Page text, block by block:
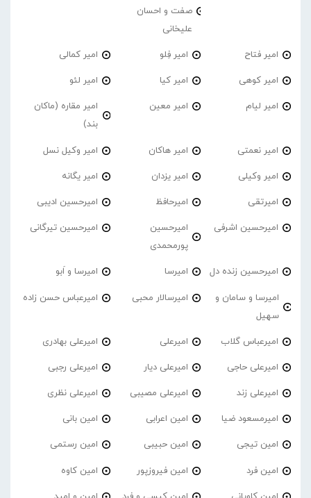
صفت و احسان
علیخانی
امیر فتاح امیر فِلو امیر کمالی
امیر کوهی امیر کیا امیر لئو
امیر لیام امیر معین
امیر مقاره (ماکان
بند)
امیر نعمتی امیر هاکان امیر وکیل نسل
امیر وکیلی امیر یزدان امیر یگانه
امیرتقی امیرحافظ امیرحسین ادیبی
امیرحسین اشرفی
امیرحسین
پورمحمدی
امیرحسین تیرگانی
امیرحسین زنده دل امیرسا امیرسا و اَبو
امیرسا و سامان و
سهیل
امیرسالار محبی امیرعباس حسن زاده
امیرعباس گلاب امیرعلی امیرعلی بهادری
امیرعلی حاجی امیرعلی دیار امیرعلی رجبی
امیرعلی زند امیرعلی مصیبی امیرعلی نظری
امیرمسعود ضیا امین اعرابی امین بانی
امین تیجی امین حبیبی امین رستمی
امین فرد امین فیروزپور امین کاوه